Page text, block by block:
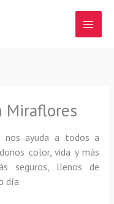
Miraflores
nos ayuda a todos a
color, vida y más
seguros, llenos de
día.